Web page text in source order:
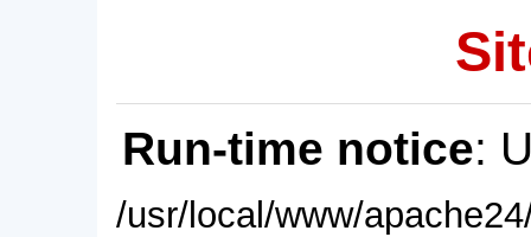
Run-time notice:
/usr/local/www/